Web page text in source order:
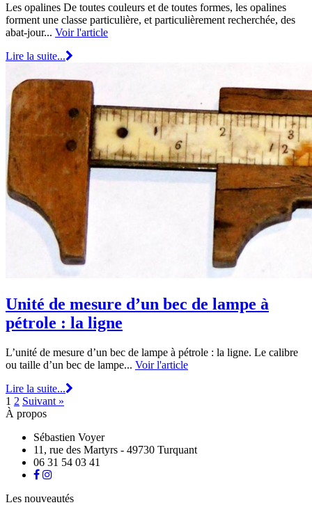
Les opalines De toutes couleurs et de toutes formes, les opalines
forment une classe particulière, et particulièrement recherchée, des
abat-jour... Voir l'article
Lire la suite...
Unité de mesure d’un bec de lampe à
pétrole : la ligne
L’unité de mesure d’un bec de lampe à pétrole : la ligne. Le calibre
ou taille d’un bec de lampe... Voir l'article
Lire la suite...
1 2 Suivant »
À propos
Sébastien Voyer
11, rue des Martyrs - 49730 Turquant
06 31 54 03 41
Les nouveautés